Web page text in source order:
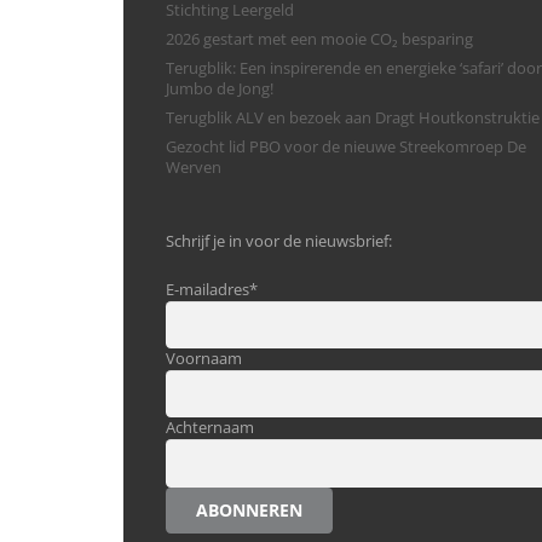
Stichting Leergeld
2026 gestart met een mooie CO₂ besparing
Terugblik: Een inspirerende en energieke ‘safari’ door
Jumbo de Jong!
Terugblik ALV en bezoek aan Dragt Houtkonstruktie
Gezocht lid PBO voor de nieuwe Streekomroep De
Werven
Schrijf je in voor de nieuwsbrief:
E-mailadres*
Voornaam
Achternaam
ABONNEREN